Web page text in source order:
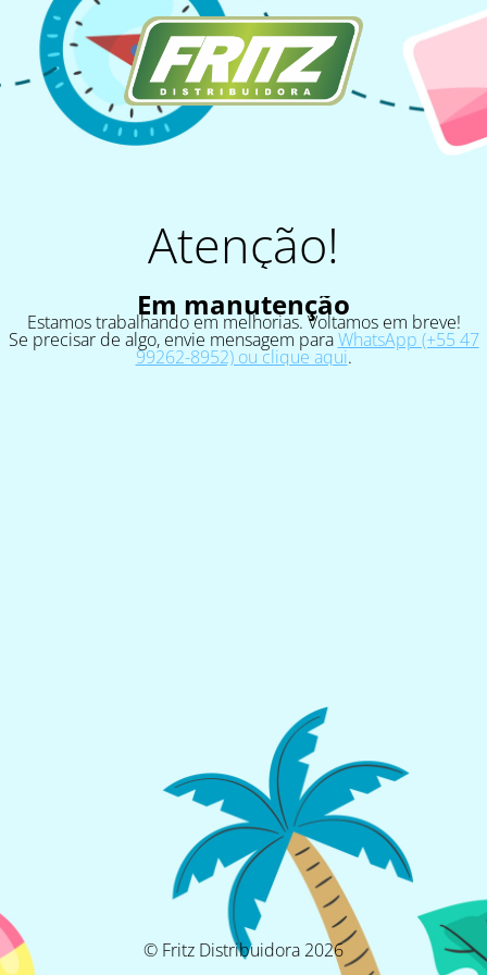
Atenção!
Em manutenção
Estamos trabalhando em melhorias. Voltamos em breve!
Se precisar de algo, envie mensagem paraWhatsApp (+55 47
99262-8952) ou clique aqui.
© Fritz Distribuidora 2026